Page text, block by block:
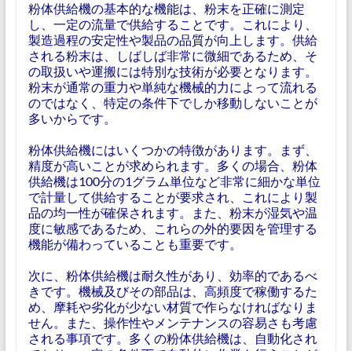
粉体供給機の基本的な機能は、粉末を正確に測定
し、一定の流量で供給することです。これにより、
製造過程の安定性や製品の品質が向上します。供給
される粉末は、しばしば非常に微細であるため、そ
の取扱いや運搬には特別な技術が必要となります。
粉末が通常の重力や単純な機械的力によって流れる
のではなく、特定の条件下でしか移動しないことが
多いからです。
粉体供給機にはいくつかの特徴があります。まず、
精度が高いことが求められます。多くの場合、粉体
供給機は100分の1グラム単位など非常に細かな単位
で計量して供給することが要求され、これにより製
品の均一性が確保されます。また、粉末が湿気や温
度に敏感であるため、これらの外的要因を管理する
機能が備わっていることも重要です。
次に、粉体供給機は耐久性があり、効率的であるべ
きです。機械及びその部品は、高頻度で稼働するた
め、摩耗や劣化が少ない材質で作らなければなりま
せん。また、操作性やメンテナンスの容易さも考慮
される事項です。多くの粉体供給機は、自動化され